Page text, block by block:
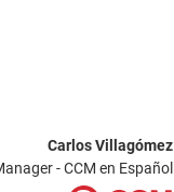
Carlos Villagómez
- CCM en Español